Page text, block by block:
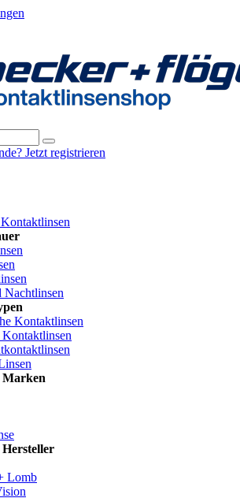
Jetzt registrieren
Nachtlinsen
Kontaktlinsen
Kontaktlinsen
Marken
Hersteller
Lomb